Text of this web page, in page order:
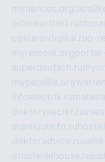
mynances.org
odnokartinki.ru
oysters-digital.ruo-
myremont.org
superdeutsch.ru
mypetslife.org
infoelectrik.ru
doktorvilechit.ru
manikjurinfo.ru
doktoradvice.ru
otopleniehouse.ru